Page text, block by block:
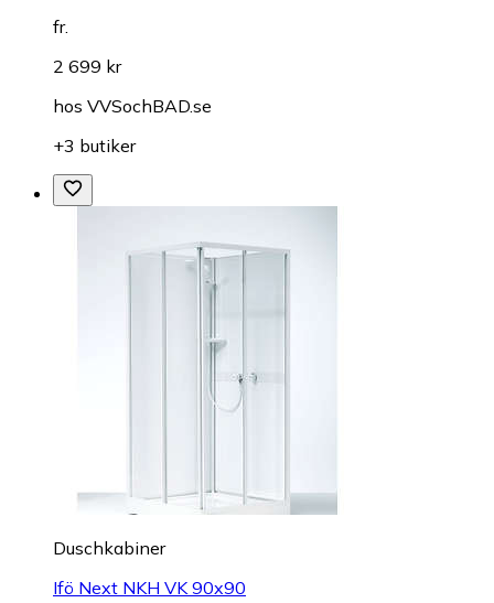
fr.
2 699 kr
hos VVSochBAD.se
+3 butiker
Duschkabiner
Ifö Next NKH VK 90x90